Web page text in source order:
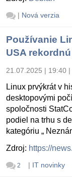
| Nová verzia
Používanie
USA
21.07.2025 | 19:40 |
Linux prvýkrát v
desktopovými
spoločnosti
podiel na trhu s
kategóriu „
Zdroj: https://
2 | IT novinky